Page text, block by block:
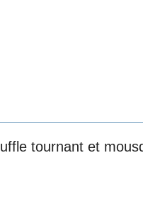
tournant et